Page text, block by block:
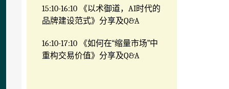
15:10-16:10 《以术御道， AI时代的
品牌建设范式》分享及Q&A
16:10-17:10
《如何在“缩量市场”中
重构交易价值》分享及Q&A